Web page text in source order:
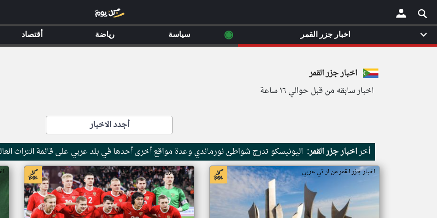
×
اخبار جزر القمر
اخبار سابقه من قبل حوالي ١٦ ساعة
أجدد الاخبار
أخراخبار جزر القمر: اليونيسكو تدرج شواطئ نورماندي وعدة مواقع أخرى أحدها في بلد عربي على قائمة التراث
اخبار جزر القمر من ار تي عربي اخبار جزر القمر من ار تي عربي
اخبار جزر القمر ◉ سياسة رياضة أقتصاد